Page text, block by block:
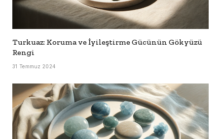
Turkuaz: Koruma ve İyileştirme Gücünün Gökyüzü
Rengi
31 Temmuz 2024